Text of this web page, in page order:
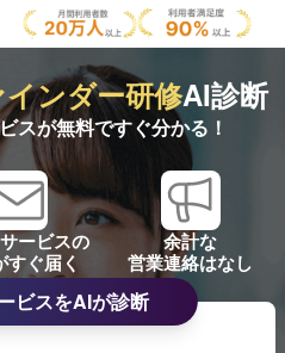
ンダー研修AI診断
スが無料ですぐ分かる！
ービスの
すぐ届く
余計な
営業連絡はなし
ビスをAIが診断